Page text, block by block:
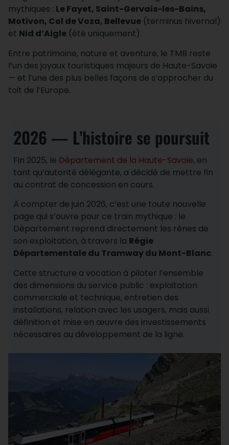
mythiques : Le Fayet, Saint-Gervais-les-Bains,
Motivon, Col de Voza, Bellevue (terminus hivernal)
et Nid d’Aigle (été uniquement).
Entre patrimoine, nature et aventure, le TMB reste
l’un des joyaux touristiques majeurs de Haute-Savoie
— et l’une des plus belles façons de s’approcher du
toit de l’Europe.
2026 — L’histoire se poursuit
Fin 2025, le Département de la Haute-Savoie, en
tant qu’autorité délégante, a décidé de mettre fin
au contrat de concession en cours.
À compter de juin 2026, c’est une toute nouvelle
page qui s’ouvre pour ce train mythique : le
Département reprend directement les rênes de
son exploitation, à travers la Régie
Départementale du Tramway du Mont-Blanc.
Cette structure a vocation à piloter l’ensemble
des dimensions du service public : exploitation
commerciale et technique, entretien des
installations, relation avec les usagers, mais aussi
définition et mise en œuvre des investissements
nécessaires au développement de la ligne.